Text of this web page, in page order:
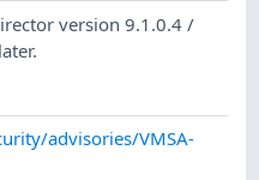
version 9.1.0.4 /
advisories/VMSA-